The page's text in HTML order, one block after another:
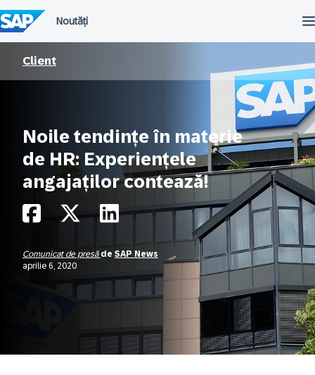
conținutul
Client
Noile tendințe în materie
de HR: Experiențele
angajaților contează!
Comunicat de presăde SAP News
aprilie 6, 2020